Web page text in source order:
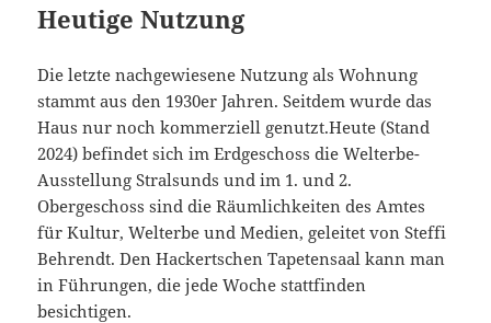
Heutige Nutzung
Die letzte nachgewiesene Nutzung als Wohnung
stammt aus den 1930er Jahren. Seitdem wurde das
Haus nur noch kommerziell genutzt.Heute (Stand
2024) befindet sich im Erdgeschoss die Welterbe-
Ausstellung Stralsunds und im 1. und 2.
Obergeschoss sind die Räumlichkeiten des Amtes
für Kultur, Welterbe und Medien, geleitet von Steffi
Behrendt. Den Hackertschen Tapetensaal kann man
in Führungen, die jede Woche stattfinden
besichtigen.